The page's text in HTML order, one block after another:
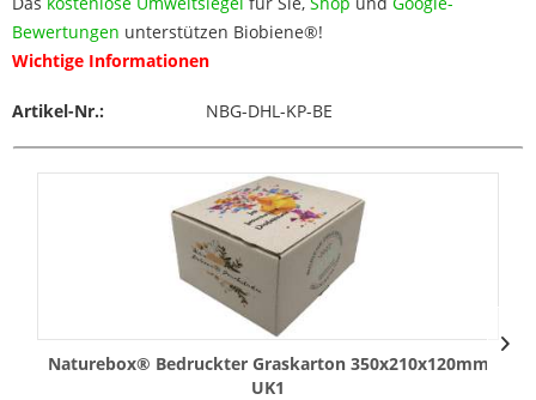
Bewertungen unterstützen Biobiene®!
Wichtige Informationen
Artikel-Nr.: NBG-DHL-KP-BE
Naturebox® Bedruckter Graskarton 350x210x120mm
UK1